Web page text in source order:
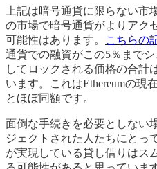
上記は暗号通貨に限らない市
の市場で暗号通貨がよりアク
可能性はあります。
こちらの
通貨での融資がこの5％まで
してロックされる価格の合計
います。これはEthereumの現
とほぼ同額です。
面倒な手続きを必要としない
ジェクトされた人たちにとっ
が実現している貸し借りはス